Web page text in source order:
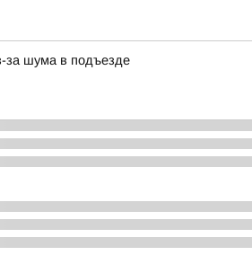
за шума в подъезде